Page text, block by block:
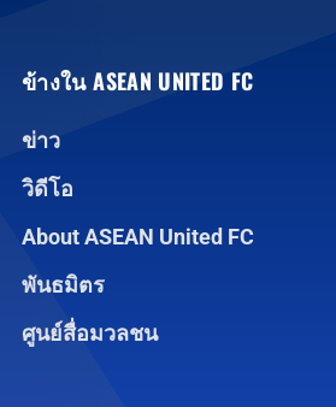
ข้างใน ASEAN UNITED FC
ข่าว
วิดีโอ
About ASEAN United FC
พันธมิตร
ศูนย์สื่อมวลชน